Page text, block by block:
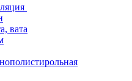
вата